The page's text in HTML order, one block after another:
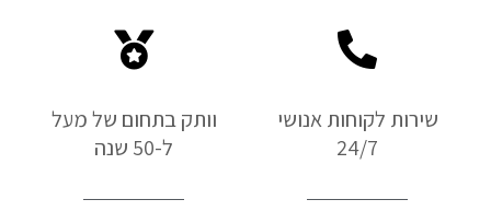
שירות לקוחות אנושי
24/7
וותק בתחום של מעל
ל-50 שנה